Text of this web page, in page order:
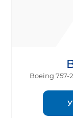
Boeing 757-